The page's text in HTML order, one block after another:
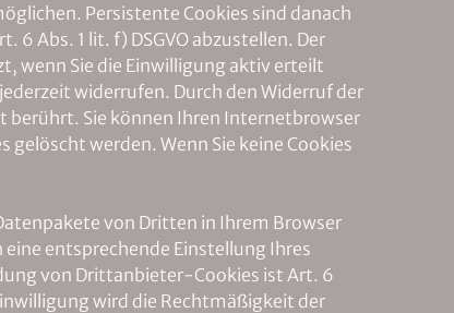
Persistente Cookies sind danach
6 Abs. 1 lit. f) DSGVO abzustellen. Der
wenn Sie die Einwilligung aktiv erteilt
widerrufen. Durch den Widerruf der
berührt. Sie können Ihren Internetbrowser
werden. Wenn Sie keine Cookies
von Dritten in Ihrem Browser
entsprechende Einstellung Ihres
von Drittanbieter-Cookies ist Art. 6
wird die Rechtmäßigkeit der